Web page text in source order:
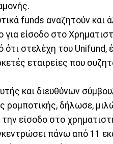
funds αναζητούν και
είσοδο στο
ότι στελέχη του
εταιρείες που
και διευθύνων
ρομποτικής, δήλωσε,
είσοδο στο
πάνω από 11